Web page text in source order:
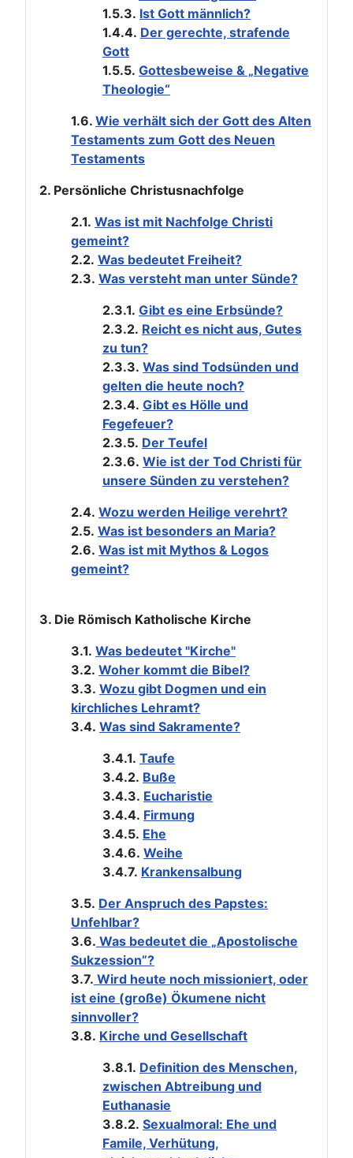
1.5.3. Ist Gott männlich?
1.4.4. Der gerechte, strafende
Gott
1.5.5. Gottesbeweise & „Negative
Theologie“
1.6. Wie verhält sich der Gott des Alten
Testaments zum Gott des Neuen
Testaments
2. Persönliche Christusnachfolge
2.1. Was ist mit Nachfolge Christi
gemeint?
2.2. Was bedeutet Freiheit?
2.3. Was versteht man unter Sünde?
2.3.1. Gibt es eine Erbsünde?
2.3.2. Reicht es nicht aus, Gutes
zu tun?
2.3.3. Was sind Todsünden und
gelten die heute noch?
2.3.4. Gibt es Hölle und
Fegefeuer?
2.3.5. Der Teufel
2.3.6. Wie ist der Tod Christi für
unsere Sünden zu verstehen?
2.4. Wozu werden Heilige verehrt?
2.5. Was ist besonders an Maria?
2.6. Was ist mit Mythos & Logos
gemeint?
3. Die Römisch Katholische Kirche
3.1. Was bedeutet "Kirche"
3.2. Woher kommt die Bibel?
3.3. Wozu gibt Dogmen und ein
kirchliches Lehramt?
3.4. Was sind Sakramente?
3.4.1. Taufe
3.4.2. Buße
3.4.3. Eucharistie
3.4.4. Firmung
3.4.5. Ehe
3.4.6. Weihe
3.4.7. Krankensalbung
3.5. Der Anspruch des Papstes:
Unfehlbar?
3.6. Was bedeutet die „Apostolische
Sukzession”?
3.7. Wird heute noch missioniert, oder
ist eine (große) Ökumene nicht
sinnvoller?
3.8. Kirche und Gesellschaft
3.8.1. Definition des Menschen,
zwischen Abtreibung und
Euthanasie
3.8.2. Sexualmoral: Ehe und
Famile, Verhütung,